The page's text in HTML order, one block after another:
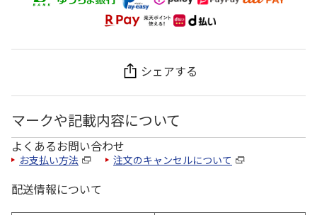
シェアする
マークや記載内容について
よくあるお問い合わせ
お支払い方法 注文のキャンセルについて
配送情報について